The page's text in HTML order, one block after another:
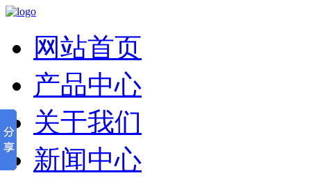
网站首页
产品中心
关于我们
新闻中心